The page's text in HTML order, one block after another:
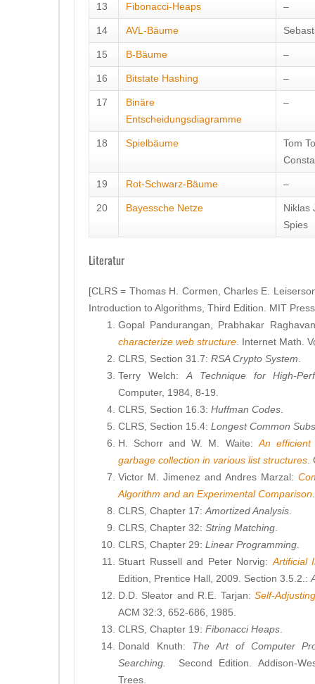
13 Fibonacci-Heaps –
14 AVL-Bäume
15 B-Bäume –
16 Bitstate Hashing –
17
Binäre
Entscheidungsdiagramme
–
18 Spielbäume
Tom
19 Rot-Schwarz-Bäume –
20 Bayessche Netze
Niklas
Spies
Literatur
[CLRS = Thomas H. Cormen, Charles E.
Introduction to Algorithms, Third Edition. MIT
Gopal Pandurangan, Prabhakar
characterize web structure . Internet Math.
CLRS, Section 31.7: RSA Crypto System
Terry Welch: A Technique for High-
Computer, 1984, 8-19.
CLRS, Section 16.3: Huffman Codes
CLRS, Section 15.4: Longest Common
H. Schorr and W. M. Waite: An efficient
garbage collection in various list structures
Victor M. Jimenez and Andres Marzal:
Algorithm and an Experimental Comparison
CLRS, Chapter 17: Amortized Analysis
CLRS, Chapter 32: String Matching
CLRS, Chapter 29: Linear Programming
Stuart Russell and Peter Norvig: Artificial
Edition, Prentice Hall, 2009. Section 3.5.2.:
D.D. Sleator and R.E. Tarjan:Self-
ACM 32:3, 652-686, 1985.
CLRS, Chapter 19: Fibonacci Heaps
Donald Knuth: The Art of Computer
Searching. Second Edition. Addison-
Trees.